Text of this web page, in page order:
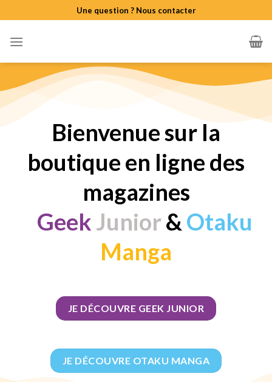
to
content
Une question ? Nous contacter
Bienvenue sur la
boutique en ligne des
magazines
GeekJunior& Otaku
Manga
JE DÉCOUVRE GEEK JUNIOR
JE DÉCOUVRE OTAKU MANGA